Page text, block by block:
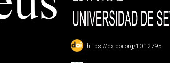
: https://dx.doi.org/10.12795